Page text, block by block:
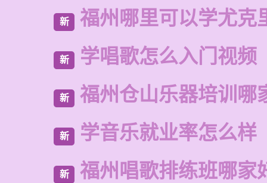
新 福州哪里可以学尤克
新 学唱歌怎么入门视频
新 福州仓山乐器培训哪
新 学音乐就业率怎么样
新 福州唱歌排练班哪家